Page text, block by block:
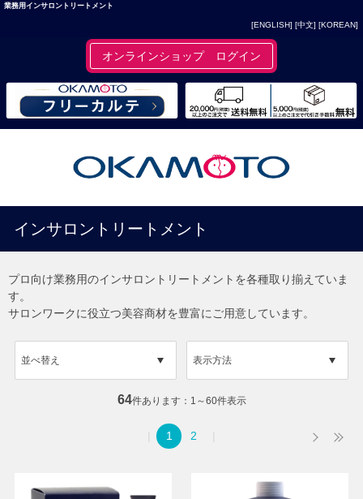
業務用インサロントリートメント
[ENGLISH] [中文] [KOREAN]
オンラインショップ ログイン
インサロントリートメント
プロ向け業務用のインサロントリートメントを各種取り揃えていま
す。
サロンワークに役立つ美容商材を豊富にご用意しています。
表示方法
並べ替え
64件あります 1～60件表示
1 2